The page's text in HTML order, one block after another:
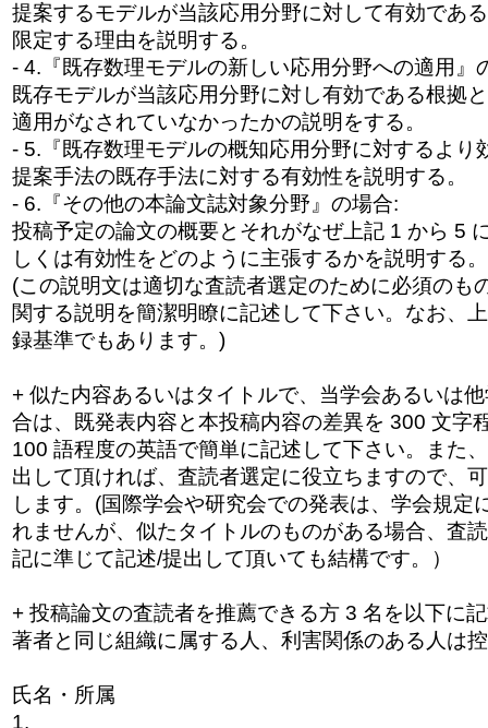
提案するモデルが当該応用分野に対して有効であ
限定する理由を説明する。
- 4.『既存数理モデルの新しい応用分野への適用』
既存モデルが当該応用分野に対し有効である根拠
適用がなされていなかったかの説明をする。
- 5.『既存数理モデルの概知応用分野に対するより
提案手法の既存手法に対する有効性を説明する。
- 6.『その他の本論文誌対象分野』の場合:
投稿予定の論文の概要とそれがなぜ上記 1 から 5
しくは有効性をどのように主張するかを説明する。
(この説明文は適切な査読者選定のために必須のも
関する説明を簡潔明瞭に記述して下さい。なお、
録基準でもあります。)
+ 似た内容あるいはタイトルで、当学会あるいは
合は、既発表内容と本投稿内容の差異を 300 文字
100 語程度の英語で簡単に記述して下さい。また
出して頂ければ、査読者選定に役立ちますので、
します。(国際学会や研究会での発表は、学会規定
れませんが、似たタイトルのものがある場合、 査
記に準じて記述/提出して頂いても結構です。）
+ 投稿論文の査読者を推薦できる方 3 名を以下に
著者と同じ組織に属する人、 利害関係のある人は
氏名・所属
1.